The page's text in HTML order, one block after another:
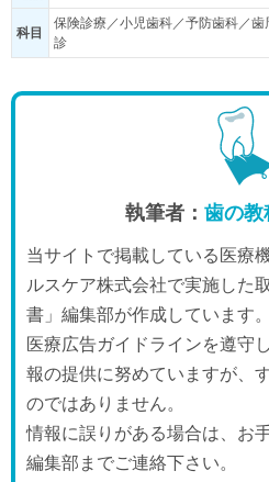
科目
保険診療／小児歯科／予防歯科／
診
執筆者： 歯の教
当サイトで掲載している医療
ルスケア株式会社で実施した
書」編集部が作成しています。
医療広告ガイドラインを遵守
報の提供に努めていますが、
のではありません。
情報に誤りがある場合は、お
編集部までご連絡下さい。